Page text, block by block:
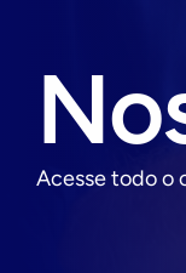
Acesse todo o